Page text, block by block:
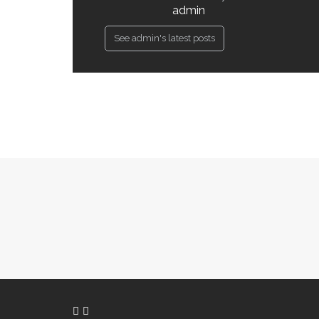
admin
See admin's latest posts